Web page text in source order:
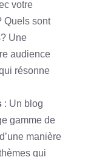
votre
Quels sont
Une
audience
résonne
: Un blog
gamme de
manière
qui